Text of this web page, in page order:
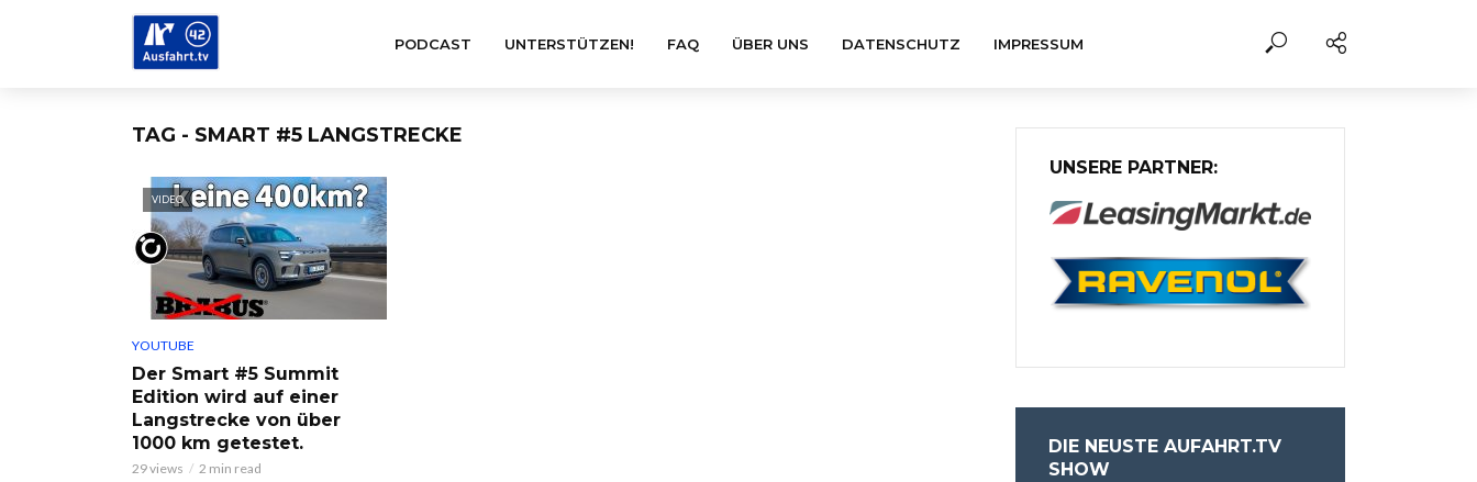
PODCAST UNTERSTÜTZEN! FAQ ÜBER UNS DATENSCHUTZ IMPRESSUM
TAG - SMART #5 LANGSTRECKE
VIDEO
YOUTUBE
Der Smart #5 Summit
Edition wird auf einer
Langstrecke von über
1000 km getestet.
29 views 2 min read
UNSERE PARTNER:
DIE NEUSTE AUFAHRT.TV
SHOW